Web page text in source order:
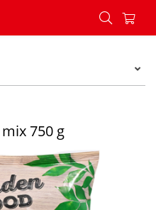
mix 750 g - Konzum
750 g